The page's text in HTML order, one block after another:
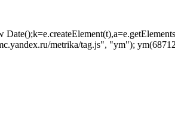
metrika/tag.js", "ym");